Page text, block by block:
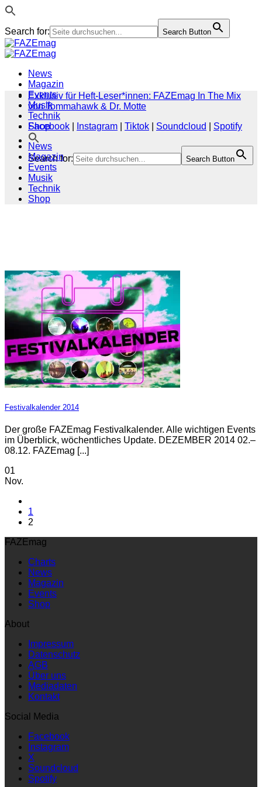
Search for: Search Button
Zum
Inhalt
News
Magazin
Events
Musik
Technik
Shop
Search for: Search Button
Exklusiv für Heft-Leser*innen: FAZEmag In The Mix
von Tommahawk & Dr. Motte
Facebook
Instagram Tiktok Soundcloud
Spotify
News
Magazin
Events
Musik
Technik
Shop
Festivalkalender 2014
Der große FAZEmag Festivalkalender. Alle wichtigen Events
im Überblick, wöchentliches Update. DEZEMBER 2014 02.–
08.12. FAZEmag [...]
01
Nov.
1
2
FAZEmag
Charts
News
Magazin
Events
Shop
About
Impressum
Datenschutz
AGB
Über uns
Mediadaten
Kontakt
Social Media
Facebook
Instagram
X
Soundcloud
Spotify